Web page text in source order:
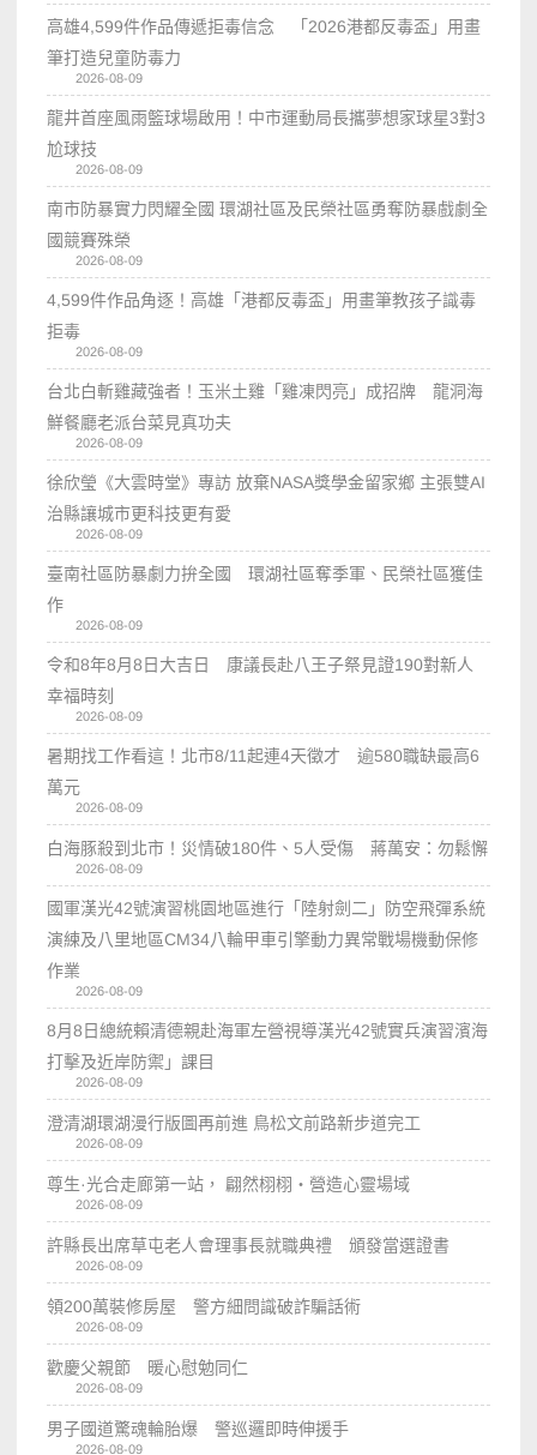
高雄4,599件作品傳遞拒毒信念 「2026港都反毒盃」用畫
筆打造兒童防毒力
2026-08-09
龍井首座風雨籃球場啟用！中市運動局長攜夢想家球星3對3
尬球技
2026-08-09
南市防暴實力閃耀全國 環湖社區及民榮社區勇奪防暴戲劇全
國競賽殊榮
2026-08-09
4,599件作品角逐！高雄「港都反毒盃」用畫筆教孩子識毒
拒毒
2026-08-09
台北白斬雞藏強者！玉米土雞「雞凍閃亮」成招牌 龍洞海
鮮餐廳老派台菜見真功夫
2026-08-09
徐欣瑩《大雲時堂》專訪 放棄NASA獎學金留家鄉 主張雙AI
治縣讓城市更科技更有愛
2026-08-09
臺南社區防暴劇力拚全國 環湖社區奪季軍、民榮社區獲佳
作
2026-08-09
令和8年8月8日大吉日 康議長赴八王子祭見證190對新人
幸福時刻
2026-08-09
暑期找工作看這！北市8/11起連4天徵才 逾580職缺最高6
萬元
2026-08-09
白海豚殺到北市！災情破180件、5人受傷 蔣萬安：勿鬆懈
2026-08-09
國軍漢光42號演習桃園地區進行「陸射劍二」防空飛彈系統
演練及八里地區CM34八輪甲車引擎動力異常戰場機動保修
作業
2026-08-09
8月8日總統賴清德親赴海軍左營視導漢光42號實兵演習濱海
打擊及近岸防禦」課目
2026-08-09
澄清湖環湖漫行版圖再前進 鳥松文前路新步道完工
2026-08-09
尊生·光合走廊第一站， 翩然栩栩・營造心靈場域
2026-08-09
許縣長出席草屯老人會理事長就職典禮 頒發當選證書
2026-08-09
領200萬裝修房屋 警方細問識破詐騙話術
2026-08-09
歡慶父親節 暖心慰勉同仁
2026-08-09
男子國道驚魂輪胎爆 警巡邏即時伸援手
2026-08-09